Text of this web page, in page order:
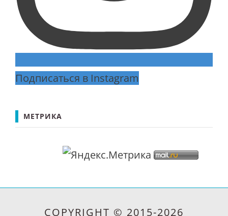
Подписаться в Instagram
МЕТРИКА
COPYRIGHT © 2015-2026